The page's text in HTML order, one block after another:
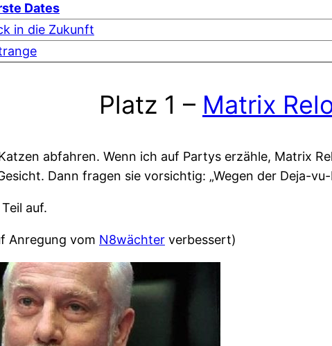
Dates
in die Zukunft
Platz 1 – Matrix
abfahren. Wenn ich auf Partys erzähle, Matrix
Dann fragen sie vorsichtig: „Wegen der Deja-vu-
auf.
Anregung vom N8wächter verbessert)